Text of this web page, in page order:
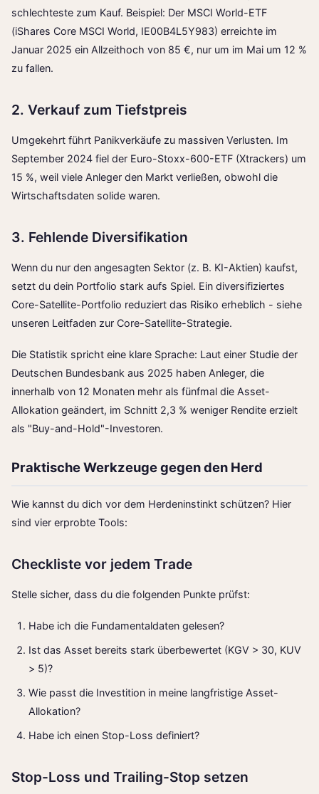
schlechteste zum Kauf. Beispiel: Der MSCI World-ETF
(iShares Core MSCI World, IE00B4L5Y983) erreichte im
Januar 2025 ein Allzeithoch von 85 €, nur um im Mai um 12 %
zu fallen.
2. Verkauf zum Tiefstpreis
Umgekehrt führt Panikverkäufe zu massiven Verlusten. Im
September 2024 fiel der Euro-Stoxx-600-ETF (Xtrackers) um
15 %, weil viele Anleger den Markt verließen, obwohl die
Wirtschaftsdaten solide waren.
3. Fehlende Diversifikation
Wenn du nur den angesagten Sektor (z. B. KI-Aktien) kaufst,
setzt du dein Portfolio stark aufs Spiel. Ein diversifiziertes
Core-Satellite-Portfolio reduziert das Risiko erheblich - siehe
unseren Leitfaden zur Core-Satellite-Strategie.
Die Statistik spricht eine klare Sprache: Laut einer Studie der
Deutschen Bundesbank aus 2025 haben Anleger, die
innerhalb von 12 Monaten mehr als fünfmal die Asset-
Allokation geändert, im Schnitt 2,3 % weniger Rendite erzielt
als "Buy-and-Hold"-Investoren.
Praktische Werkzeuge gegen den Herd
Wie kannst du dich vor dem Herdeninstinkt schützen? Hier
sind vier erprobte Tools:
Checkliste vor jedem Trade
Stelle sicher, dass du die folgenden Punkte prüfst:
Habe ich die Fundamentaldaten gelesen?
Ist das Asset bereits stark überbewertet (KGV > 30, KUV
> 5)?
Wie passt die Investition in meine langfristige Asset-
Allokation?
Habe ich einen Stop-Loss definiert?
Stop-Loss und Trailing-Stop setzen